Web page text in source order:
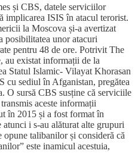
și CBS, datele serviciilor
implicarea ISIS în atacul terorist.
la Moscova și-a avertizat
posibilitatea unor atacuri
pentru 48 de ore. Potrivit The
au existat informații de la
Statul Islamic- Vilayat Khorasan
cu sediul în Afganistan, pregătea
O sursă CBS susține că serviciile
aceste informații
în 2015 și a fost format în
i s-au alăturat alte grupuri
talibanilor și consideră că
este inamicul acestuia,